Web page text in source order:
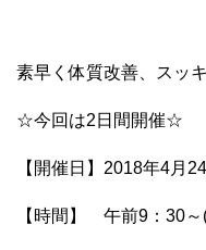
素早く体質改善、スッ
☆今回は2日間開催☆
【開催日】2018年4月
【時間】 午前9：30～